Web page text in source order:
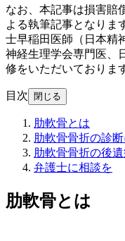
なお、本記事は損害賠
よる執筆記事となりま
士早稲田医師（日本精
神経生理学会専門医、
修をいただいておりま
目次 閉じる
肋軟骨とは
肋軟骨骨折の診
肋軟骨骨折の後
弁護士に相談を
肋軟骨とは